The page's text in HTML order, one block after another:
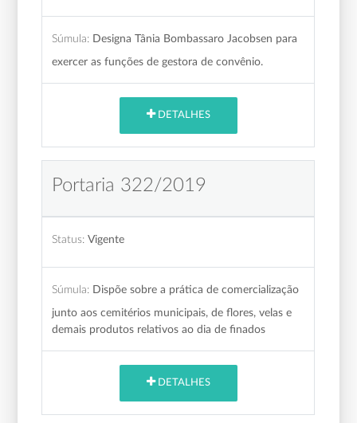
Súmula: Designa Tânia Bombassaro Jacobsen para
exercer as funções de gestora de convênio.
DETALHES
Portaria 322/2019
Status: Vigente
Súmula: Dispõe sobre a prática de comercialização
junto aos cemitérios municipais, de flores, velas e
demais produtos relativos ao dia de finados
DETALHES